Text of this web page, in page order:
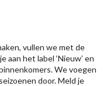
vullen we met de
aan het label ‘Nieuw’ en
We voegen
door. Meld je